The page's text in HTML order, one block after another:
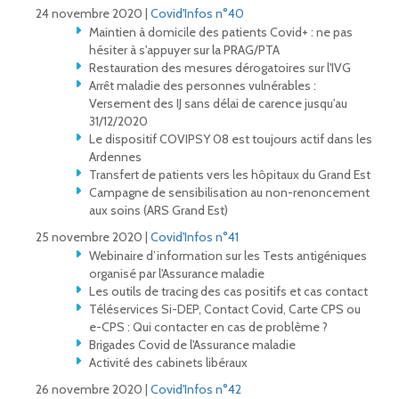
24 novembre 2020 | Covid'Infos n°40
Maintien à domicile des patients Covid+ : ne pas
hésiter à s'appuyer sur la PRAG/PTA
Restauration des mesures dérogatoires sur l'IVG
Arrêt maladie des personnes vulnérables :
Versement des IJ sans délai de carence jusqu'au
31/12/2020
Le dispositif COVIPSY 08 est toujours actif dans les
Ardennes
Transfert de patients vers les hôpitaux du Grand Est
Campagne de sensibilisation au non-renoncement
aux soins (ARS Grand Est)
25 novembre 2020 | Covid'Infos n°41
Webinaire d’information sur les Tests antigéniques
organisé par l'Assurance maladie
Les outils de tracing des cas positifs et cas contact
Téléservices Si-DEP, Contact Covid, Carte CPS ou
e-CPS : Qui contacter en cas de problème ?
Brigades Covid de l'Assurance maladie
Activité des cabinets libéraux
26 novembre 2020 | Covid'Infos n°42